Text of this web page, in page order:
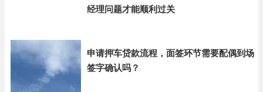
经理问题才能顺利过关
申请押车贷款流程，面签环节需要配偶到场
签字确认吗？